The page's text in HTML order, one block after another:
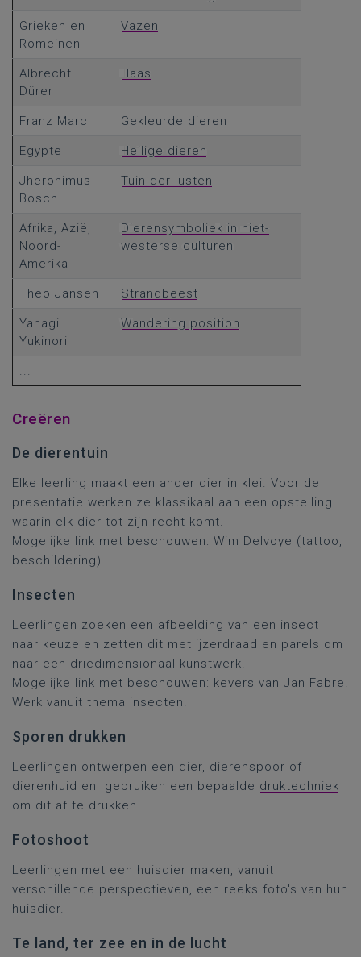
Grieken en
Romeinen
Vazen
Albrecht
Dürer
Haas
Franz Marc Gekleurde dieren
Egypte Heilige dieren
Jheronimus
Bosch
Tuin der lusten
Afrika, Azië,
Noord-
Amerika
Dierensymboliek in niet-
westerse culturen
Theo Jansen Strandbeest
Yanagi
Yukinori
Wandering position
...
Creëren
De dierentuin
Elke leerling maakt een ander dier in klei. Voor de
presentatie werken ze klassikaal aan een opstelling
waarin elk dier tot zijn recht komt.
Mogelijke link met beschouwen: Wim Delvoye (tattoo,
beschildering)
Insecten
Leerlingen zoeken een afbeelding van een insect
naar keuze en zetten dit met ijzerdraad en parels om
naar een driedimensionaal kunstwerk.
Mogelijke link met beschouwen: kevers van Jan Fabre.
Werk vanuit thema insecten.
Sporen drukken
Leerlingen ontwerpen een dier, dierenspoor of
dierenhuid en gebruiken een bepaalde druktechniek
om dit af te drukken.
Fotoshoot
Leerlingen met een huisdier maken, vanuit
verschillende perspectieven, een reeks foto's van hun
huisdier.
Te land, ter zee en in de lucht